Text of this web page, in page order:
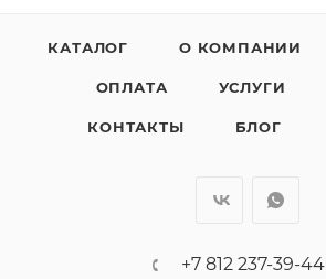
КАТАЛОГ О КОМПАНИИ
ОПЛАТА УСЛУГИ
КОНТАКТЫ БЛОГ
+7 812 237-39-44